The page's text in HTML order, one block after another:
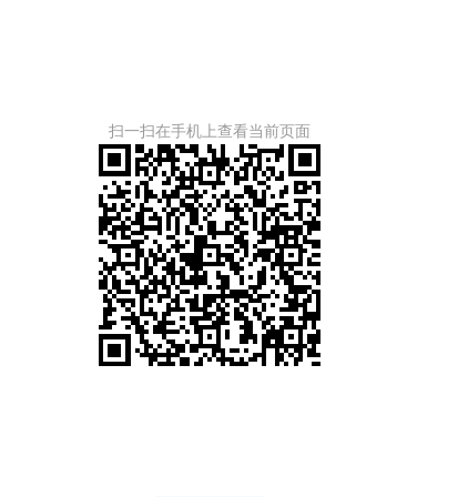
扫一扫在手机上查看当前页面